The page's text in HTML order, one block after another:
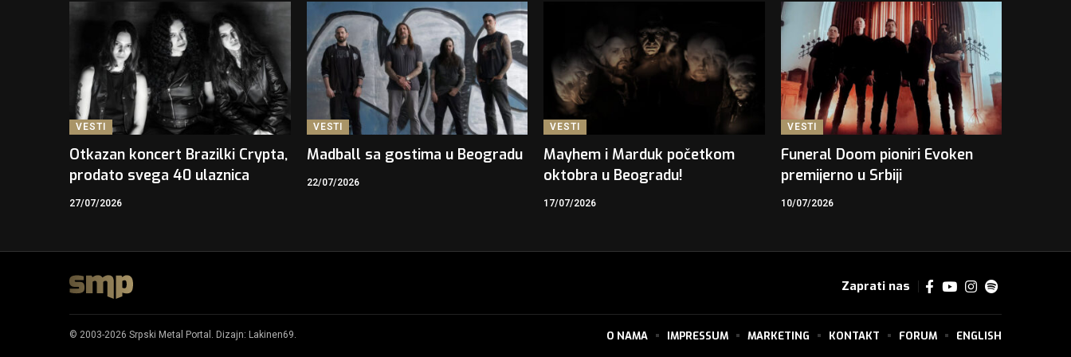
VESTI
Otkazan koncert Brazilki Crypta,
prodato svega 40 ulaznica
27/07/2026
VESTI
Madball sa gostima u Beogradu
22/07/2026
VESTI
Mayhem i Marduk početkom
oktobra u Beogradu!
17/07/2026
VESTI
Funeral Doom pioniri Evoken
premijerno u Srbiji
10/07/2026
Zaprati nas
© 2003-2026 Srpski Metal Portal. Dizajn: Lakinen69. O NAMA IMPRESSUM MARKETING KONTAKT FORUM ENGLISH